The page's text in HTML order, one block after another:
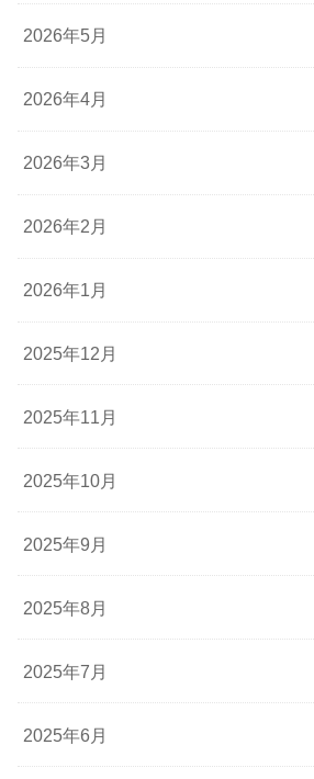
2026年5月
2026年4月
2026年3月
2026年2月
2026年1月
2025年12月
2025年11月
2025年10月
2025年9月
2025年8月
2025年7月
2025年6月